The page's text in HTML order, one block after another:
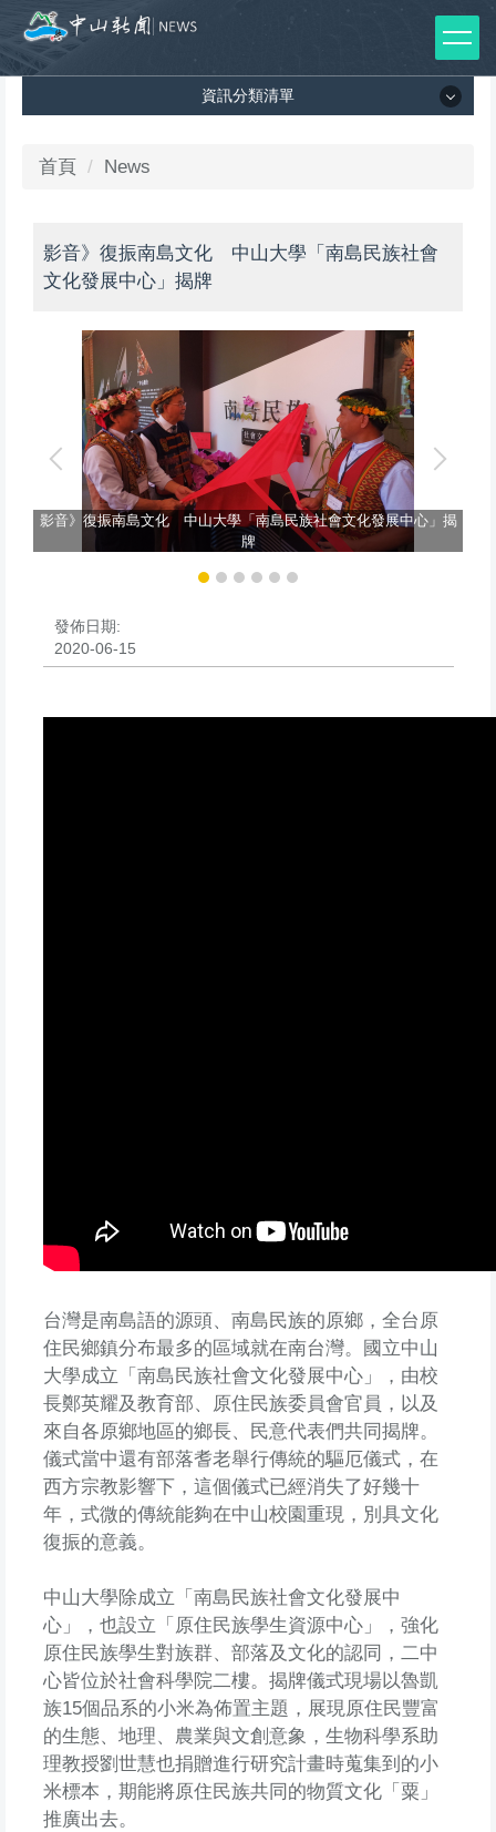
到
主
資訊分類清單
資訊分類清單
媒體報導
出版品
師生榮譽
首頁 News
影音》復振南島文化 中山大學「南島民族社會
文化發展中心」揭牌
影音》復振南島文化 中山大學「南島民族社會文化發展中心」揭
牌
發佈日期:
2020-06-15
台灣是南島語的源頭、南島民族的原鄉，全台原
住民鄉鎮分布最多的區域就在南台灣。國立中山
大學成立「南島民族社會文化發展中心」，由校
長鄭英耀及教育部、原住民族委員會官員，以及
來自各原鄉地區的鄉長、民意代表們共同揭牌。
儀式當中還有部落耆老舉行傳統的驅厄儀式，在
西方宗教影響下，這個儀式已經消失了好幾十
年，式微的傳統能夠在中山校園重現，別具文化
復振的意義。
中山大學除成立「南島民族社會文化發展中
心」，也設立「原住民族學生資源中心」，強化
原住民族學生對族群、部落及文化的認同，二中
心皆位於社會科學院二樓。揭牌儀式現場以魯凱
族15個品系的小米為佈置主題，展現原住民豐富
的生態、地理、農業與文創意象，生物科學系助
理教授劉世慧也捐贈進行研究計畫時蒐集到的小
米標本，期能將原住民族共同的物質文化「粟」
推廣出去。